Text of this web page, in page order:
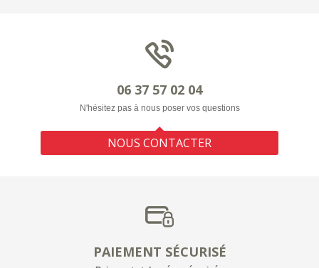
06 37 57 02 04
N'hésitez pas à nous poser vos questions
NOUS CONTACTER
PAIEMENT SÉCURISÉ